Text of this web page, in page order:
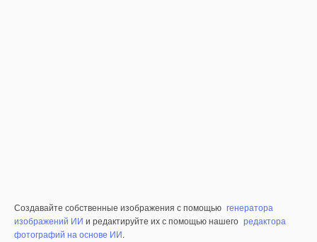
Создавайте собственные изображения с помощью генератора
изображений ИИ и редактируйте их с помощью нашего редактора
фотографий на основе ИИ.